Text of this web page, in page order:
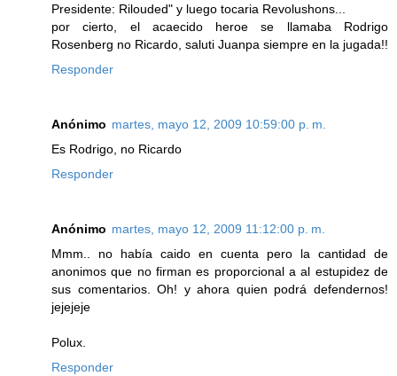
Presidente: Rilouded" y luego tocaria Revolushons...
por cierto, el acaecido heroe se llamaba Rodrigo
Rosenberg no Ricardo, saluti Juanpa siempre en la jugada!!
Responder
Anónimo martes, mayo 12, 2009 10:59:00 p. m.
Es Rodrigo, no Ricardo
Responder
Anónimo martes, mayo 12, 2009 11:12:00 p. m.
Mmm.. no había caido en cuenta pero la cantidad de
anonimos que no firman es proporcional a al estupidez de
sus comentarios. Oh! y ahora quien podrá defendernos!
jejejeje
Polux.
Responder